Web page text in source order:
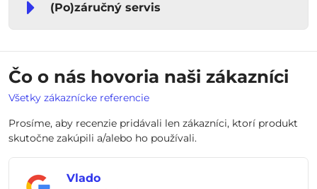
(Po)záručný servis
Čo o nás hovoria naši zákazníci
Všetky zákaznícke referencie
Prosíme, aby recenzie pridávali len zákazníci, ktorí produkt
skutočne zakúpili a/alebo ho používali.
Vlado